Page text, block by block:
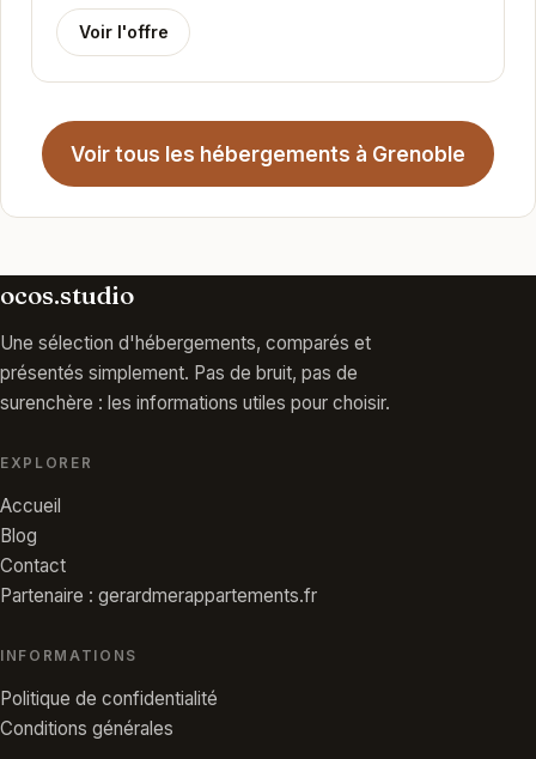
Voir l'offre
Voir tous les hébergements à Grenoble
ocos.studio
Une sélection d'hébergements, comparés et
présentés simplement. Pas de bruit, pas de
surenchère : les informations utiles pour choisir.
EXPLORER
Accueil
Blog
Contact
Partenaire : gerardmerappartements.fr
INFORMATIONS
Politique de confidentialité
Conditions générales